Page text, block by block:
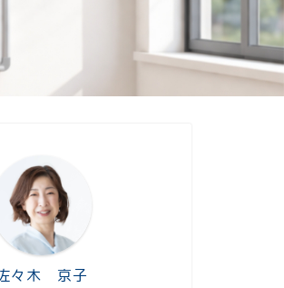
々木 京子